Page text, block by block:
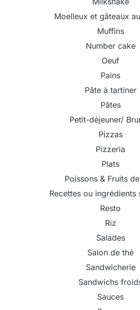
Moelleux et gâteaux
Muffins
Number cake
Oeuf
Pains
Pâte à tartiner
Pâtes
Petit-déjeuner/
Pizzas
Pizzeria
Plats
Poissons & Fruits
Recettes ou ingrédients
Resto
Riz
Salades
Salon de thé
Sandwicherie
Sandwichs
Sauces